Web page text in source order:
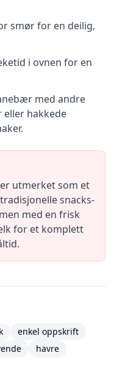
smør for en deilig,
i ovnen for en
med andre
hakkede
utmerket som et
snacks-
med en frisk
for et komplett
enkel oppskrift
havre